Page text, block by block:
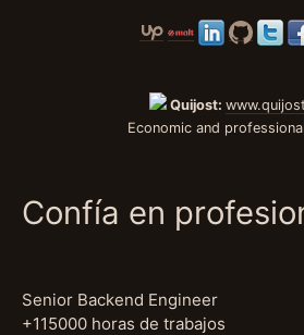
Quijost:
Economic and
Confía en
Senior Backend Engineer
+115000 horas de trabajos